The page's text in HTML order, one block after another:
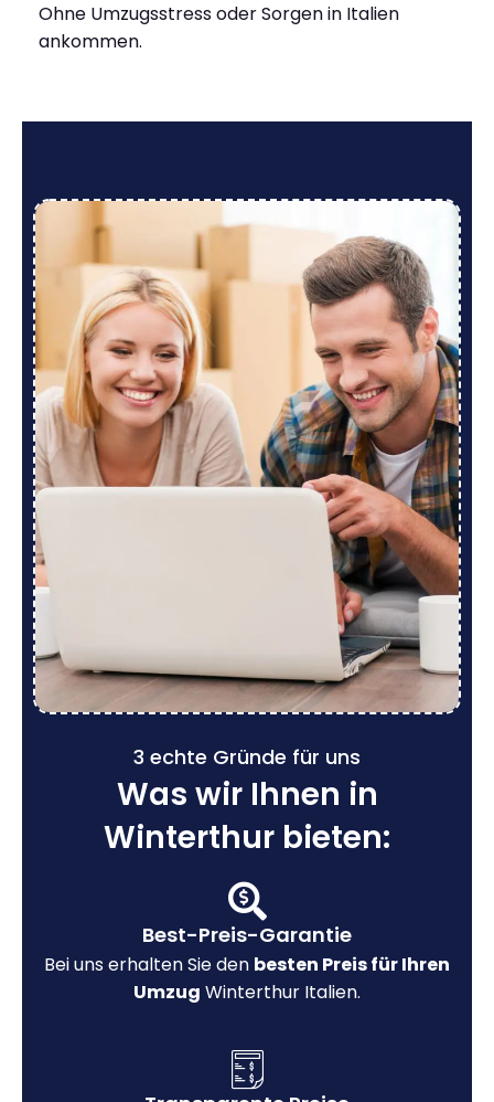
Ohne Umzugsstress oder Sorgen in Italien
ankommen.
3 echte Gründe für uns
Was wir Ihnen in
Winterthur bieten:
Best-Preis-Garantie
Bei uns erhalten Sie den besten Preis für Ihren
Umzug Winterthur Italien.